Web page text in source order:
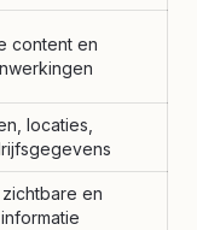
content en
locaties,
en